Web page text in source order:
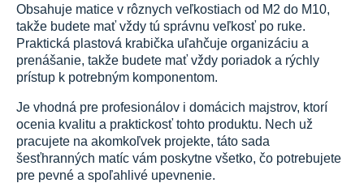
Obsahuje matice v rôznych veľkostiach od M2 do M10,
takže budete mať vždy tú správnu veľkosť po ruke.
Praktická plastová krabička uľahčuje organizáciu a
prenášanie, takže budete mať vždy poriadok a rýchly
prístup k potrebným komponentom.
Je vhodná pre profesionálov i domácich majstrov, ktorí
ocenia kvalitu a praktickosť tohto produktu. Nech už
pracujete na akomkoľvek projekte, táto sada
šesťhranných matíc vám poskytne všetko, čo potrebujete
pre pevné a spoľahlivé upevnenie.